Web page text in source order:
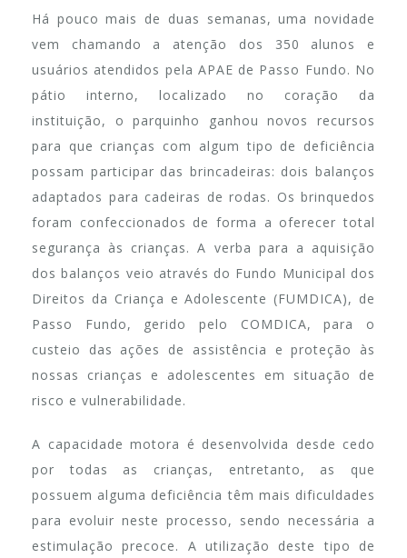
Há pouco mais de duas semanas, uma novidade
vem chamando a atenção dos 350 alunos e
usuários atendidos pela APAE de Passo Fundo. No
pátio interno, localizado no coração da
instituição, o parquinho ganhou novos recursos
para que crianças com algum tipo de deficiência
possam participar das brincadeiras: dois balanços
adaptados para cadeiras de rodas. Os brinquedos
foram confeccionados de forma a oferecer total
segurança às crianças. A verba para a aquisição
dos balanços veio através do Fundo Municipal dos
Direitos da Criança e Adolescente (FUMDICA), de
Passo Fundo, gerido pelo COMDICA, para o
custeio das ações de assistência e proteção às
nossas crianças e adolescentes em situação de
risco e vulnerabilidade.
A capacidade motora é desenvolvida desde cedo
por todas as crianças, entretanto, as que
possuem alguma deficiência têm mais dificuldades
para evoluir neste processo, sendo necessária a
estimulação precoce. A utilização deste tipo de